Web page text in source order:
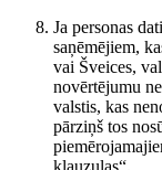
Ja personas
saņēmējiem,
vai Šveices,
novērtējumu
valstis, kas
pārziņš tos
klauzulas“.